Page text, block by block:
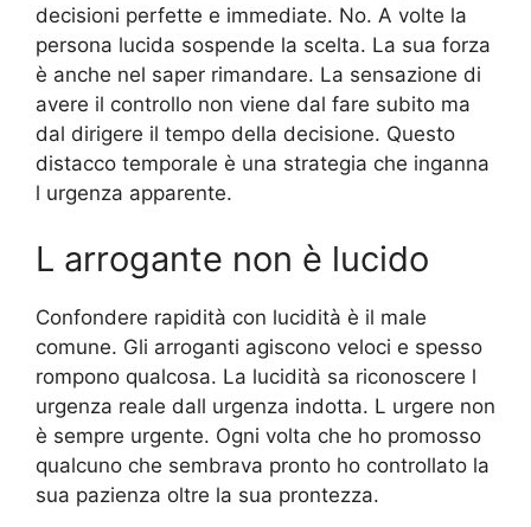
decisioni perfette e immediate. No. A volte la
persona lucida sospende la scelta. La sua forza
è anche nel saper rimandare. La sensazione di
avere il controllo non viene dal fare subito ma
dal dirigere il tempo della decisione. Questo
distacco temporale è una strategia che inganna
l urgenza apparente.
L arrogante non è lucido
Confondere rapidità con lucidità è il male
comune. Gli arroganti agiscono veloci e spesso
rompono qualcosa. La lucidità sa riconoscere l
urgenza reale dall urgenza indotta. L urgere non
è sempre urgente. Ogni volta che ho promosso
qualcuno che sembrava pronto ho controllato la
sua pazienza oltre la sua prontezza.